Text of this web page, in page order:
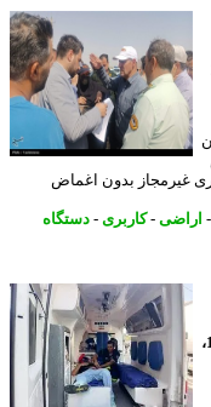
بدون اغماض
-کاربری - دستگاه